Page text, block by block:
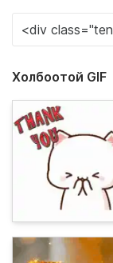
Холбоотой GIF